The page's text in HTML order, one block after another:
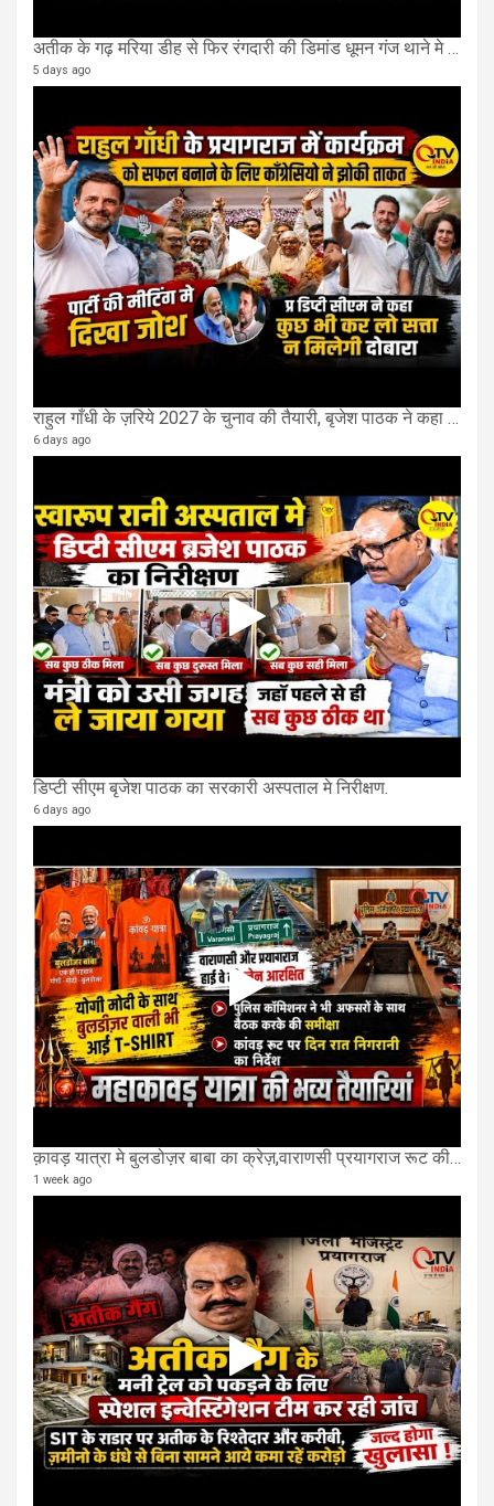
अतीक के गढ़ मरिया डीह से फिर रंगदारी की डिमांड धूमन गंज थाने मे 4 के खिलाफ मुकदमा दर्ज
5 days ago
राहुल गाँधी के ज़रिये 2027 के चुनाव की तैयारी, बृजेश पाठक ने कहा चुक चुकी हैं कांग्रेस
6 days ago
डिप्टी सीएम बृजेश पाठक का सरकारी अस्पताल मे निरीक्षण.
6 days ago
क़ावड़ यात्रा मे बुलडोज़र बाबा का क्रेज़,वाराणसी प्रयागराज रूट की एक लेन खाली की गई.
1 week ago